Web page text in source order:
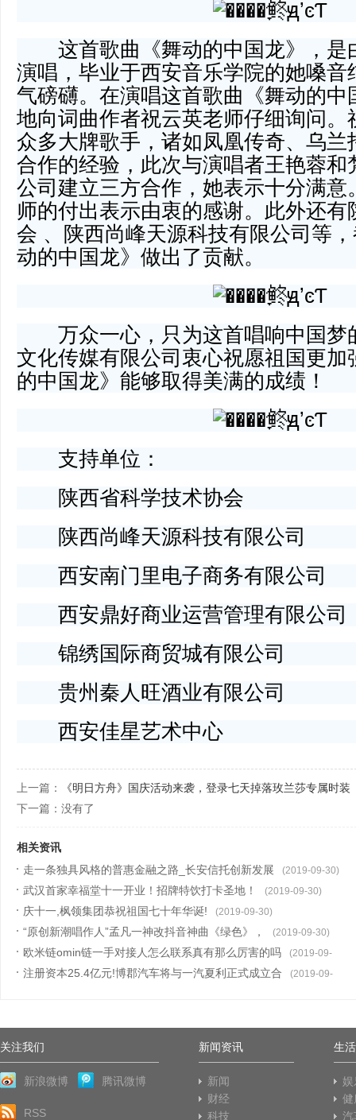
这首歌曲《舞动的中国龙》，是
演唱，毕业于西安音乐学院的她嗓音
气磅礴。在演唱这首歌曲《舞动的中
地向词曲作者祝云英老师仔细询问。
众多大牌歌手，诸如凤凰传奇、乌兰
合作的经验，此次与演唱者王艳蓉和
公司建立三方合作，她表示十分满意
师的付出表示由衷的感谢。此外还有
会 、陕西尚峰天源科技有限公司等
动的中国龙》做出了贡献。
万众一心，只为这首唱响中国梦
文化传媒有限公司衷心祝愿祖国更加
的中国龙》能够取得美满的成绩！
支持单位：
陕西省科学技术协会
陕西尚峰天源科技有限公司
西安南门里电子商务有限公司
西安鼎好商业运营管理有限公司
锦绣国际商贸城有限公司
贵州秦人旺酒业有限公司
西安佳星艺术中心
上一篇：
《明日方舟》国庆活动来袭，登录七天掉落玫兰莎专属时装
下一篇：没有了
相关资讯
走一条独具风格的普惠金融之路_长安信托创新发展
(2019-09-30)
武汉首家幸福堂十一开业！招牌特饮打卡圣地！ (2019-09-30)
庆十一,枫领集团恭祝祖国七十年华诞! (2019-09-30)
“原创新潮唱作人”孟凡一神改抖音神曲《绿色》， (2019-09-30)
欧米链omin链一手对接人怎么联系真有那么厉害的吗 (2019-09-
29)
注册资本25.4亿元!博郡汽车将与一汽夏利正式成立合 (2019-09-
关注我们
新浪微博 腾讯微博
RSS
新闻资讯
新闻
财经
科技
生
娱
健
汽